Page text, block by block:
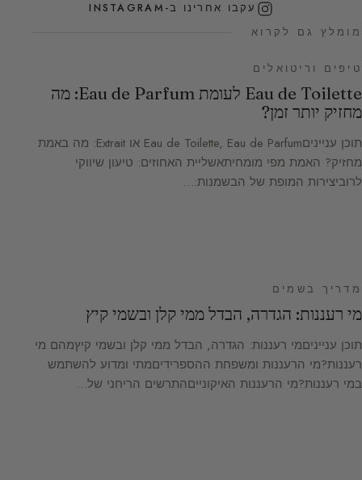
עקבו אחרינו ב-INSTAGRAM
מומלץ גם לקרוא
טיפים וריטואלים
Eau de Toilette לעומת Eau de Parfum: מה
מחזיק יותר זמן?
תוכן ענייניםEau de Toilette, Eau de Parfum או Extrait: מה באמת
מחזיק? האמת מפי מומחיתאשליית האחוזים: טיעון שיווקי
לרוביצירות המופת של הבשמנות:…
מדריך בשמים
מי רעננות: הגדרה, הבדל ממי קלן ובשמי קיץ
תוכן ענייניםמי רעננות: הגדרה, הבדל ממי קלן ובשמי קיץמהם מי
רעננות?מי הרעננות ומשפחת ההספרידיםמתי ומדוע להשתמש
במי רעננות?מי הרעננות האיקונייםהתרשים הריחני של…